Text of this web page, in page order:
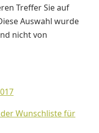
Treffer Sie auf
Auswahl wurde
nicht von
Wunschliste für